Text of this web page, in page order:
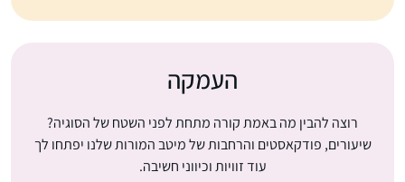
העמקה
רוצה להבין מה באמת קורה מתחת לפני השטח של הסוגיה?
שיעורים, פודקאסטים והרחבות של מיטב המורות שלנו יפתחו לך
עוד זוויות וכיווני חשיבה.